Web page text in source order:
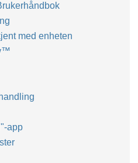
med enheten
app